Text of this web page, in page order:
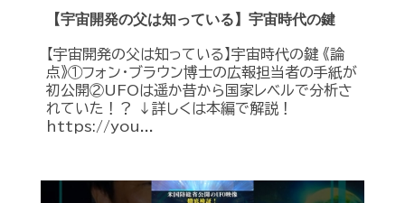
【宇宙開発の父は知っている】宇宙時代の鍵
【宇宙開発の父は知っている】宇宙時代の鍵 《論
点》①フォン・ブラウン博士の広報担当者の手紙が
初公開②UFOは遥か昔から国家レベルで分析さ
れていた！？ ↓詳しくは本編で解説！
https://you...